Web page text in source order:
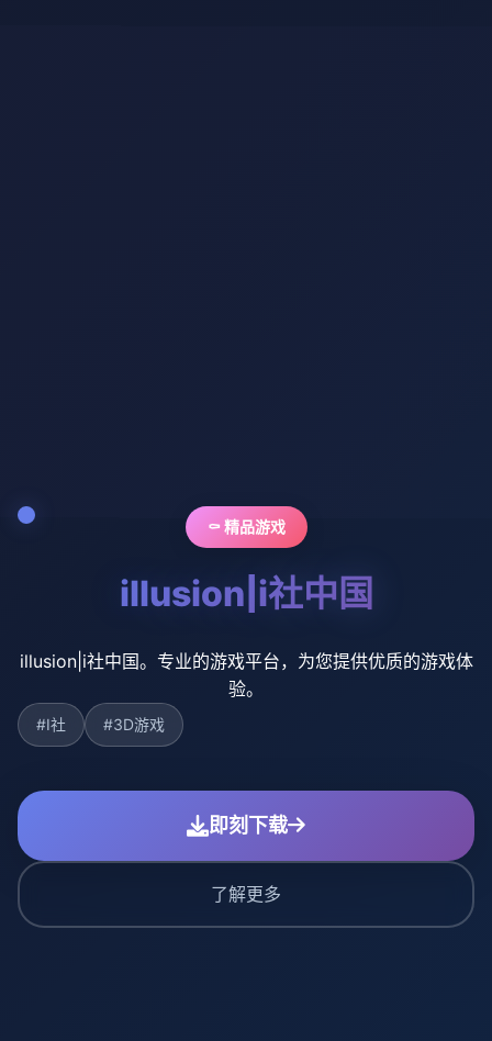
⚰️ 精品游戏
illusion|i社中国
illusion|i社中国。专业的游戏平台，为您提供优质的游戏体
验。
#I社 #3D游戏
即刻下载
了解更多